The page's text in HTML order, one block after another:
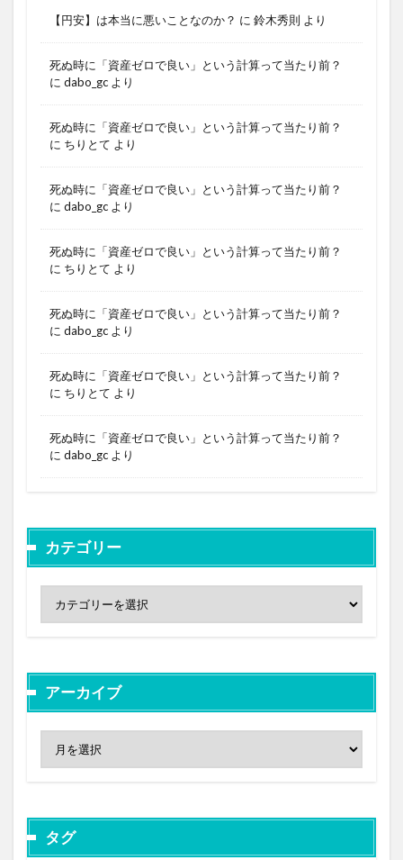
【円安】は本当に悪いことなのか？ に 鈴木秀則 より
死ぬ時に「資産ゼロで良い」という計算って当たり前？
に dabo_gc より
死ぬ時に「資産ゼロで良い」という計算って当たり前？
に ちりとて より
死ぬ時に「資産ゼロで良い」という計算って当たり前？
に dabo_gc より
死ぬ時に「資産ゼロで良い」という計算って当たり前？
に ちりとて より
死ぬ時に「資産ゼロで良い」という計算って当たり前？
に dabo_gc より
死ぬ時に「資産ゼロで良い」という計算って当たり前？
に ちりとて より
死ぬ時に「資産ゼロで良い」という計算って当たり前？
に dabo_gc より
カテゴリー
アーカイブ
タグ